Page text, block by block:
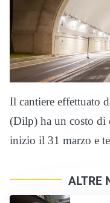
Il cantiere effettuato
(Dilp) ha un costo di
inizio il 31 marzo e
ALTRE